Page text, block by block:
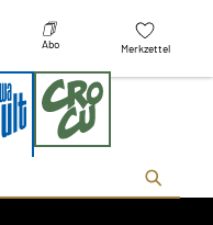
Abo Merkzettel